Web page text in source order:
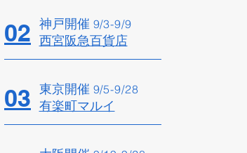
02 神戸開催​ 9/3-9/9
西宮阪急百貨店
03 東京開催 9/5-9/28
有楽町マルイ​